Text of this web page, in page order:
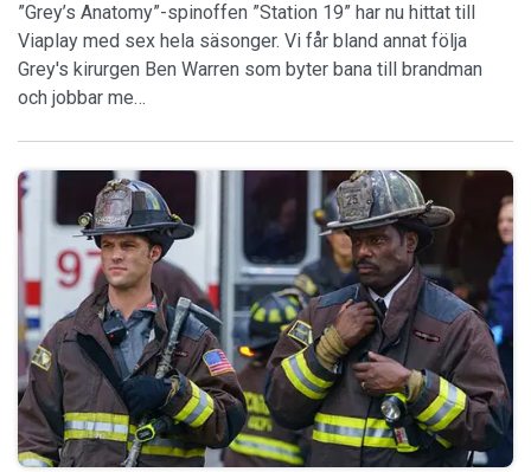
”Grey’s Anatomy”-spinoffen ”Station 19” har nu hittat till
Viaplay med sex hela säsonger. Vi får bland annat följa
Grey's kirurgen Ben Warren som byter bana till brandman
och jobbar me…